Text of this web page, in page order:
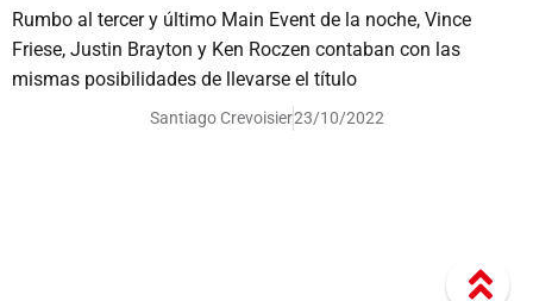
Rumbo al tercer y último Main Event de la noche, Vince
Friese, Justin Brayton y Ken Roczen contaban con las
mismas posibilidades de llevarse el título
Santiago Crevoisier23/10/2022